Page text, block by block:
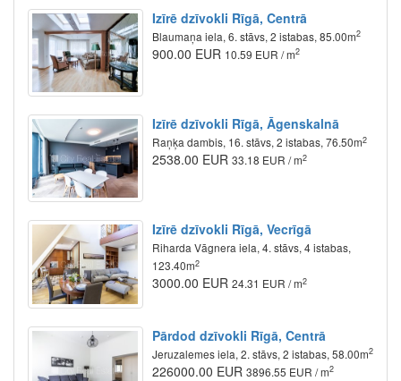
Izīrē dzīvokli Rīgā, Centrā
Blaumaņa iela, 6. stāvs, 2 istabas, 85.00m2
900.00 EUR 10.59 EUR / m2
Izīrē dzīvokli Rīgā, Āgenskalnā
Raņķa dambis, 16. stāvs, 2 istabas, 76.50m2
2538.00 EUR 33.18 EUR / m2
Izīrē dzīvokli Rīgā, Vecrīgā
Riharda Vāgnera iela, 4. stāvs, 4 istabas,
123.40m2
3000.00 EUR 24.31 EUR / m2
Pārdod dzīvokli Rīgā, Centrā
Jeruzalemes iela, 2. stāvs, 2 istabas, 58.00m2
226000.00 EUR 3896.55 EUR / m2